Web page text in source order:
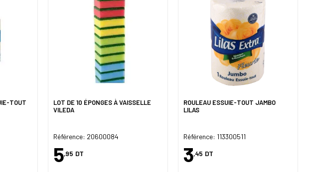
TOUT
LOT DE 10 ÉPONGES À VAISSELLE
VILEDA
Référence: 20600084
5,95 DT
ROULEAU ESSUIE-TOUT JAMBO
LILAS
Référence: 113300511
3,45 DT